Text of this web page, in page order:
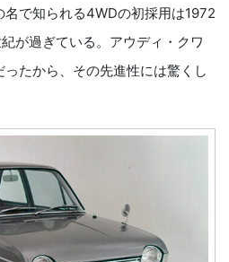
で知られる4WDの初採用は1972
が過ぎている。アウディ・クワ
ったから、その先進性には驚くし